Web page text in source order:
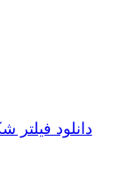
دانلود